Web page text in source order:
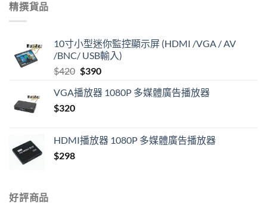
精撰貨品
10寸小型迷你監控顯示屏 (HDMI /VGA / AV
/BNC/ USB輸入)
$420 Original
was:
$390Current
is:
VGA播放器 1080P 多媒體廣告播放器
$320
HDMI播放器 1080P 多媒體廣告播放器
$298
好評商品